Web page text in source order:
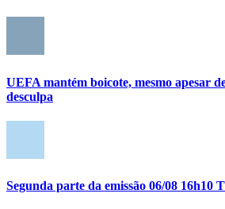
UEFA mantém boicote, mesmo apesar
desculpa
Segunda parte da emissão 06/08 16h10